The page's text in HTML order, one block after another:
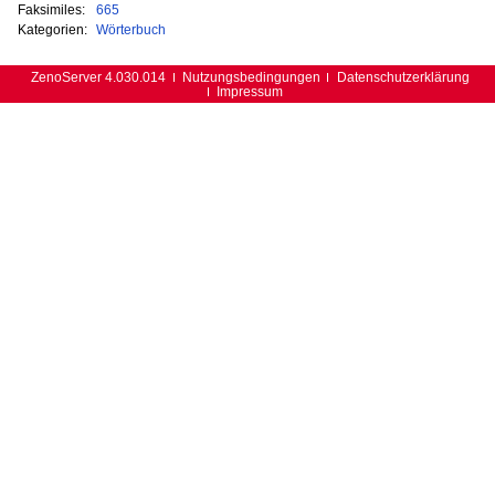
Faksimiles:
665
Kategorien:
Wörterbuch
ZenoServer 4.030.014 Nutzungsbedingungen
Datenschutzerklärung
Impressum